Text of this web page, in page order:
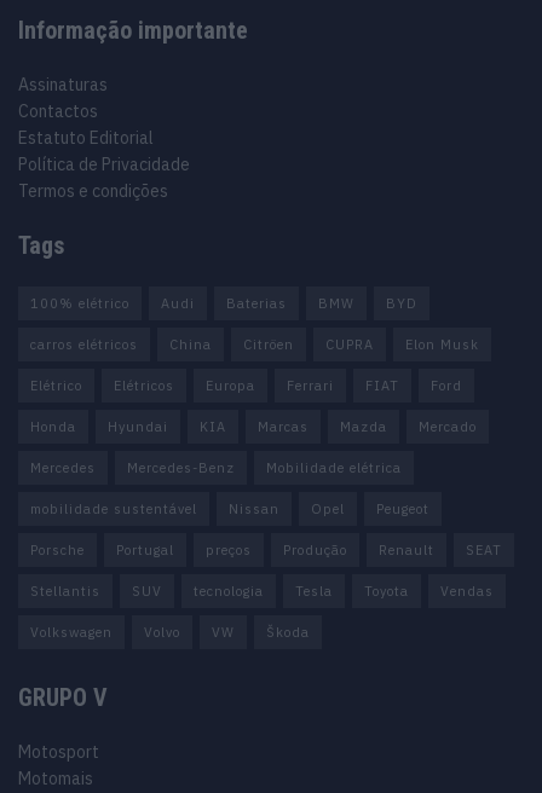
Informação importante
Assinaturas
Contactos
Estatuto Editorial
Política de Privacidade
Termos e condições
Tags
100% elétrico Audi Baterias BMW BYD
carros elétricos China Citröen CUPRA Elon Musk
Elétrico Elétricos Europa Ferrari FIAT Ford
Honda Hyundai KIA Marcas Mazda Mercado
Mercedes Mercedes-Benz Mobilidade elétrica
mobilidade sustentável Nissan Opel Peugeot
Porsche Portugal preços Produção Renault SEAT
Stellantis SUV tecnologia Tesla Toyota Vendas
Volkswagen Volvo VW Škoda
GRUPO V
Motosport
Motomais